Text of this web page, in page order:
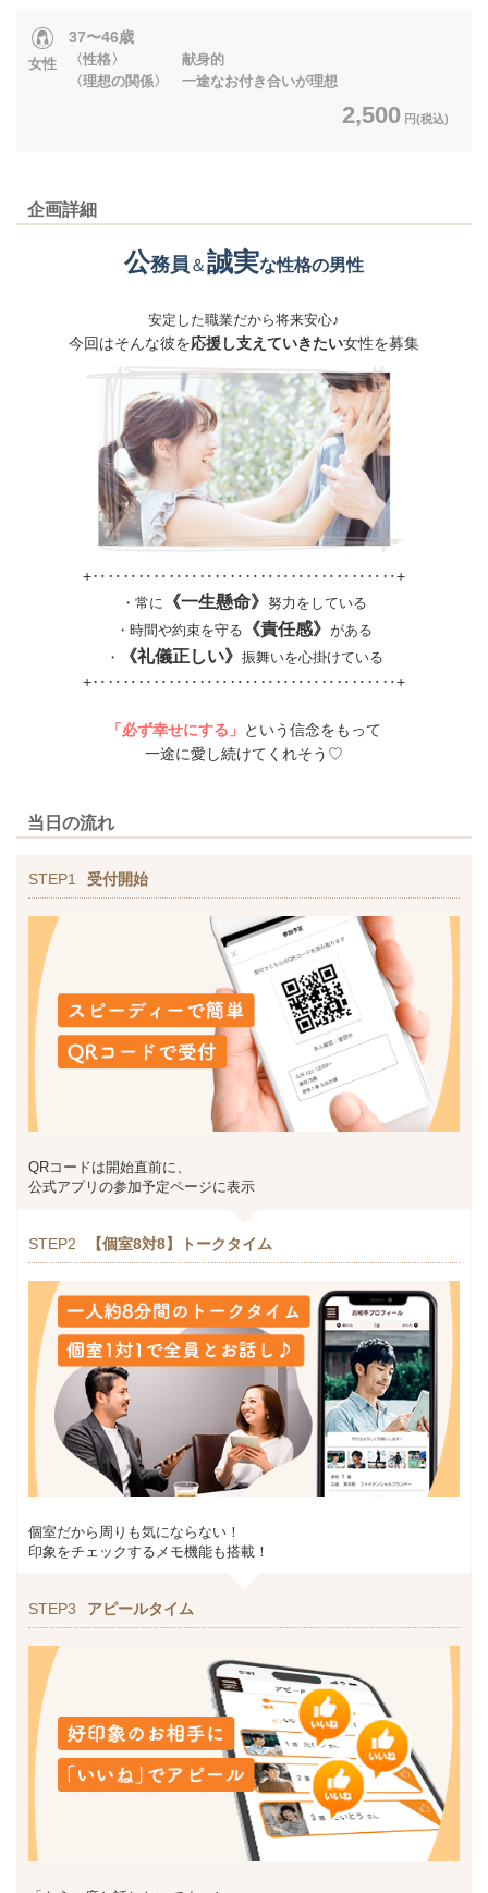
女性
37〜46歳
〈性格〉 献身的
〈理想の関係〉 一途なお付き合いが理想
2,500 円(税込)
企画詳細
公務員 ＆誠実な性格の男性
安定した職業だから将来安心♪
今回はそんな彼を応援し支えていきたい女性を募集
+‥‥‥‥‥‥‥‥‥‥‥‥‥‥‥‥‥‥‥‥+
・常に 《一生懸命》 努力をしている
・時間や約束を守る
《責任感》 がある
・
《礼儀正しい》 振舞いを心掛けている
+‥‥‥‥‥‥‥‥‥‥‥‥‥‥‥‥‥‥‥‥+
「必ず幸せにする」 という信念をもって
一途に愛し続けてくれそう♡
当日の流れ
STEP1 受付開始
QRコードは開始直前に、
公式アプリの参加予定ページに表示
STEP2 【個室8対8】トークタイム
個室だから周りも気にならない！
印象をチェックするメモ機能も搭載！
STEP3 アピールタイム